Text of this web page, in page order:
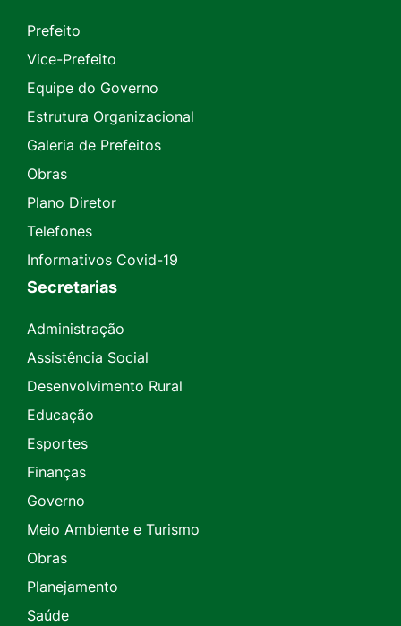
Prefeito
Vice-Prefeito
Equipe do Governo
Estrutura Organizacional
Galeria de Prefeitos
Obras
Plano Diretor
Telefones
Informativos Covid-19
Secretarias
Administração
Assistência Social
Desenvolvimento Rural
Educação
Esportes
Finanças
Governo
Meio Ambiente e Turismo
Obras
Planejamento
Saúde